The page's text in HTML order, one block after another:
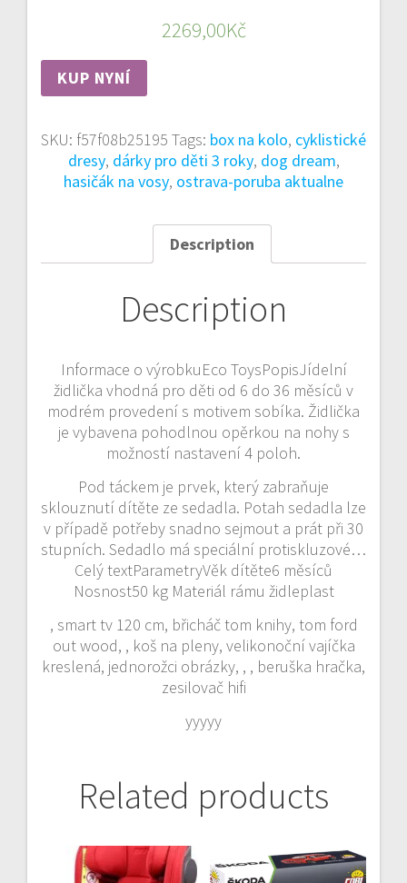
2269,00Kč
KUP NYNÍ
SKU: f57f08b25195 Tags: box na kolo, cyklistické
dresy, dárky pro děti 3 roky, dog dream,
hasičák na vosy, ostrava-poruba aktualne
Description
Description
Informace o výrobkuEco ToysPopisJídelní
židlička vhodná pro děti od 6 do 36 měsíců v
modrém provedení s motivem sobíka. Židlička
je vybavena pohodlnou opěrkou na nohy s
možností nastavení 4 poloh.
Pod táckem je prvek, který zabraňuje
sklouznutí dítěte ze sedadla. Potah sedadla lze
v případě potřeby snadno sejmout a prát při 30
stupních. Sedadlo má speciální protiskluzové…
Celý textParametryVěk dítěte6 měsíců
Nosnost50 kg Materiál rámu židleplast
, smart tv 120 cm, břicháč tom knihy, tom ford
out wood, , koš na pleny, velikonoční vajíčka
kreslená, jednorožci obrázky, , , beruška hračka,
zesilovač hifi
yyyyy
Related products